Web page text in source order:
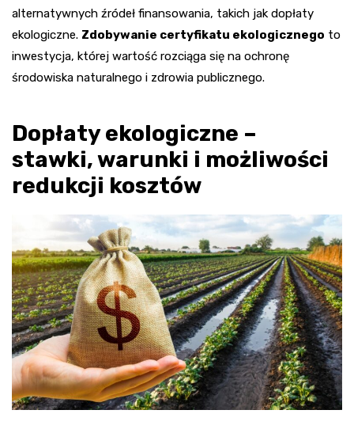
alternatywnych źródeł finansowania, takich jak dopłaty
ekologiczne. Zdobywanie certyfikatu ekologicznego to
inwestycja, której wartość rozciąga się na ochronę
środowiska naturalnego i zdrowia publicznego.
Dopłaty ekologiczne –
stawki, warunki i możliwości
redukcji kosztów